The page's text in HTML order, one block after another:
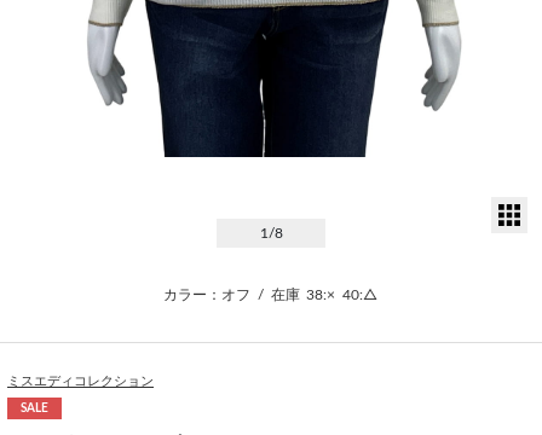
1 /8
カラー：オフ / 在庫 38:× 40:△
ミスエディコレクション
SALE